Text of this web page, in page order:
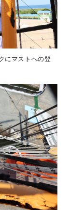
にマストへの登